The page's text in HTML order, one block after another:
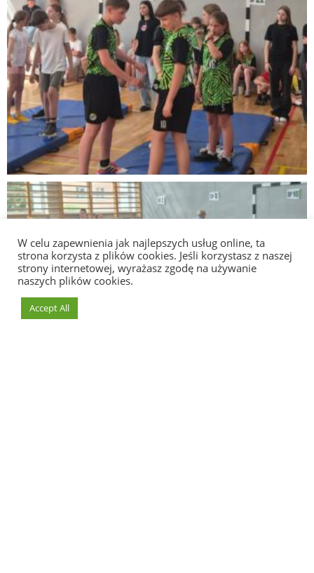
W celu zapewnienia jak najlepszych usług online, ta
strona korzysta z plików cookies. Jeśli korzystasz z naszej
strony internetowej, wyrażasz zgodę na używanie
naszych plików cookies.
Accept All